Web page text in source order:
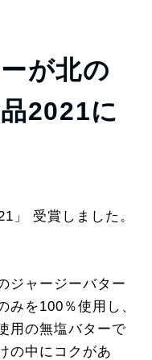
が北の
2021に
」 受賞しました。
ジャージーバター
みを100％使用し、
用の無塩バターで
の中にコクがあ